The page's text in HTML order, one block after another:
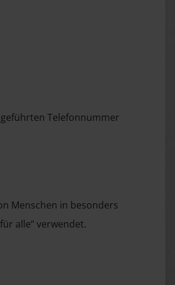
Telefonnummer
Menschen in besonders
alle“ verwendet.